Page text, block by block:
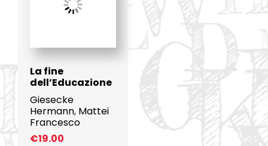
La fine
dell’Educazione
Giesecke
Hermann, Mattei
Francesco
€19.00